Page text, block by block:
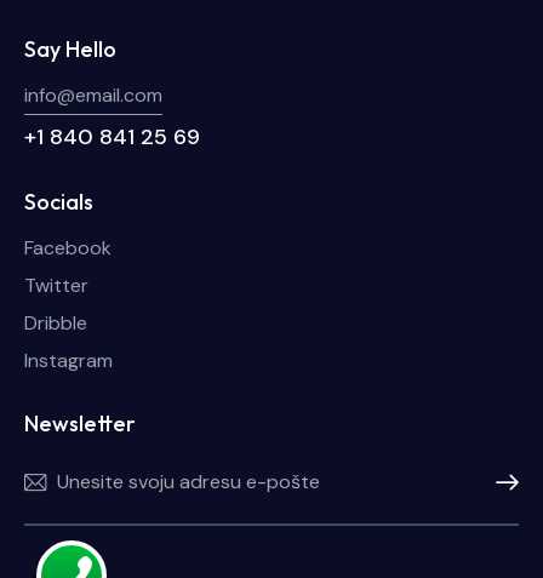
Say Hello
info@email.com
+1 840 841 25 69
Socials
Facebook
Twitter
Dribble
Instagram
Newsletter